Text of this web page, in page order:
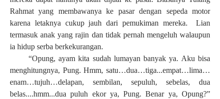
Rahmat yang membawanya ke pasar dengan sepeda motor
karena letaknya cukup jauh dari pemukiman mereka. Lian
termasuk anak yang rajin dan tidak pernah mengeluh walaupun
ia hidup serba berkekurangan.
“Opung, ayam kita sudah lumayan banyak ya. Aku bisa
menghitungnya, Pung. Hmm, satu…dua…tiga...empat…lima…
enam…tujuh…delapan, sembilan, sepuluh, sebelas, dua
belas....hmm...dua puluh ekor ya, Pung. Benar ya, Opung?”